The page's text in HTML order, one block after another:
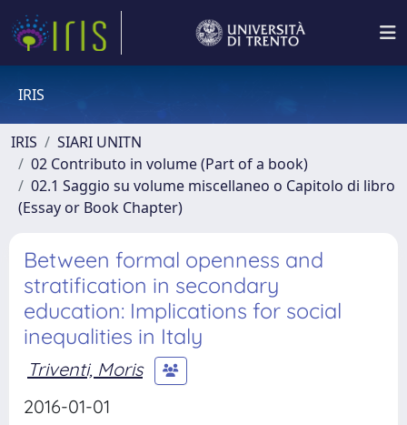
IRIS
IRIS
SIARI UNITN
02 Contributo in volume (Part of a book)
02.1 Saggio su volume miscellaneo o Capitolo di libro
(Essay or Book Chapter)
Between formal openness and
stratification in secondary
education: Implications for social
inequalities in Italy
Triventi, Moris
2016-01-01